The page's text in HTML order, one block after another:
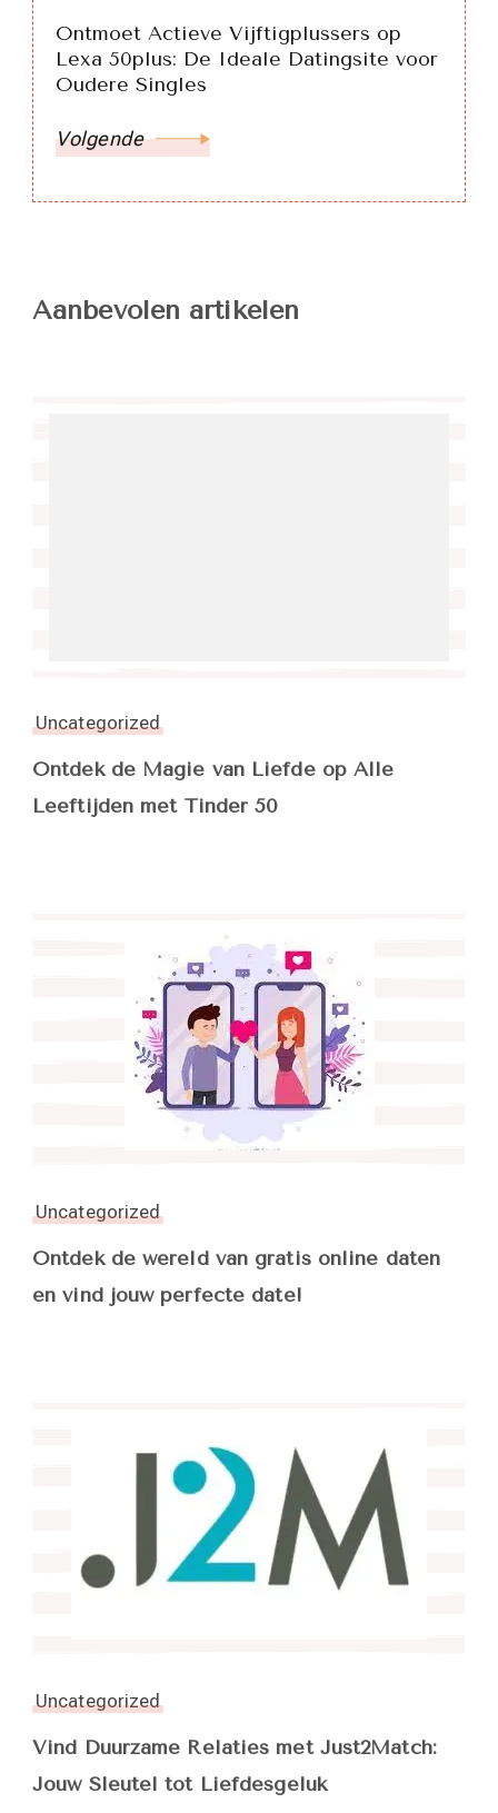
Ontmoet Actieve Vijftigplussers op
Lexa 50plus: De Ideale Datingsite voor
Oudere Singles
Volgende
Aanbevolen artikelen
Uncategorized
Ontdek de Magie van Liefde op Alle
Leeftijden met Tinder 50
Uncategorized
Ontdek de wereld van gratis online daten
en vind jouw perfecte date!
Uncategorized
Vind Duurzame Relaties met Just2Match:
Jouw Sleutel tot Liefdesgeluk